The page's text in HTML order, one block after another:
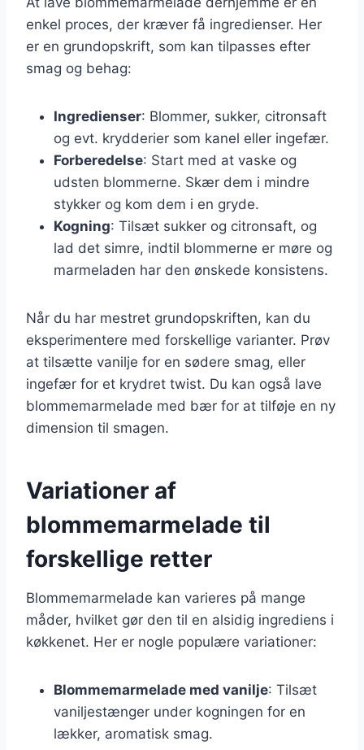
enkel proces, der kræver få ingredienser. Her
er en grundopskrift, som kan tilpasses efter
smag og behag:
Ingredienser: Blommer, sukker, citronsaft
og evt. krydderier som kanel eller ingefær.
Forberedelse: Start med at vaske og
udsten blommerne. Skær dem i mindre
stykker og kom dem i en gryde.
Kogning: Tilsæt sukker og citronsaft, og
lad det simre, indtil blommerne er møre og
marmeladen har den ønskede konsistens.
Når du har mestret grundopskriften, kan du
eksperimentere med forskellige varianter. Prøv
at tilsætte vanilje for en sødere smag, eller
ingefær for et krydret twist. Du kan også lave
blommemarmelade med bær for at tilføje en ny
dimension til smagen.
Variationer af
blommemarmelade til
forskellige retter
Blommemarmelade kan varieres på mange
måder, hvilket gør den til en alsidig ingrediens i
køkkenet. Her er nogle populære variationer:
Blommemarmelade med vanilje: Tilsæt
vaniljestænger under kogningen for en
lækker, aromatisk smag.